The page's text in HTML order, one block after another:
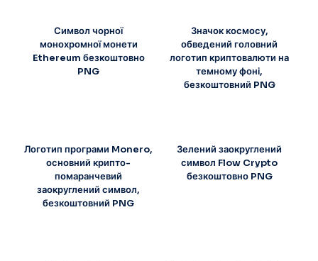
Символ чорної
монохромної монети
Ethereum безкоштовно
PNG
Значок космосу,
обведений головний
логотип криптовалюти на
темному фоні,
безкоштовний PNG
Логотип програми Monero,
основний крипто-
помаранчевий
заокруглений символ,
безкоштовний PNG
Зелений заокруглений
символ Flow Crypto
безкоштовно PNG